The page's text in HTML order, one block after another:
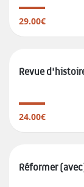
29.00€
Revue
24.00€
Réformer